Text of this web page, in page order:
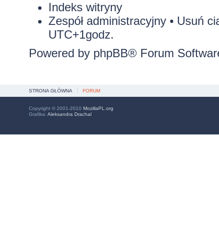
Indeks witryny
Zespół administracyjny• Usuń
UTC+1godz.
Powered by phpBB® Forum
STRONA GŁÓWNA FORUM
Copyright © 2001-2010 MozillaPL.org
Grafika: Aleksandra Drachal